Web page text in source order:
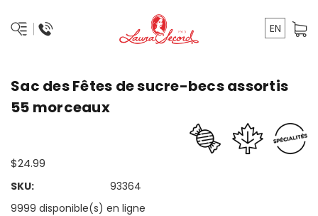
EN
Sac des Fêtes de sucre-becs assortis
55 morceaux
$24.99
SKU:
93364
9999 disponible(s) en ligne